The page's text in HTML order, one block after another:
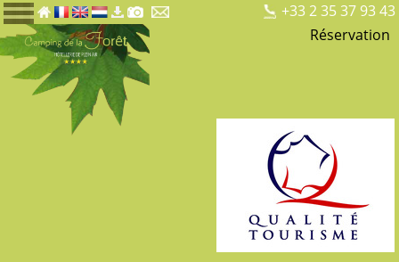
+33 2 35 37 93 43
Réservation